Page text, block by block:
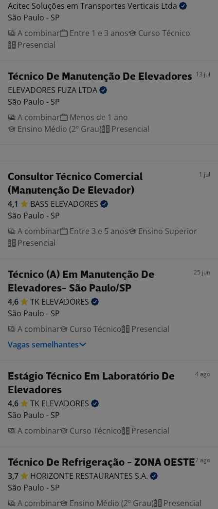
Acitec Soluções em Transportes Verticais Ltda
São Paulo - SP
A combinar
Entre 1 e 3 anos
Curso Técnico
Presencial
Técnico De Manutenção De Elevadores 13 jul
ELEVADORES FUZA LTDA
São Paulo - SP
A combinar
Menos de 1 ano
Ensino Médio (2º Grau)
Presencial
Consultor Técnico Comercial
(Manutenção De Elevador)
1 jul
4,1 BASS ELEVADORES
São Paulo - SP
A combinar
Entre 3 e 5 anos
Ensino Superior
Presencial
Técnico (A) Em Manutenção De
Elevadores- São Paulo/SP
25 jun
4,6 TK ELEVADORES
São Paulo - SP
A combinar
Curso Técnico
Presencial
Vagas semelhantes
Estágio Técnico Em Laboratório De
Elevadores
4 ago
4,6 TK ELEVADORES
São Paulo - SP
A combinar
Curso Técnico Presencial
Técnico De Refrigeração - ZONA OESTE7 ago
3,7 HORIZONTE RESTAURANTES S.A.
São Paulo - SP
A combinar
Ensino Médio (2º Grau) Presencial